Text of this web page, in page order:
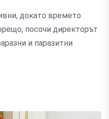
докато времето
посочи директорът
и паразитни